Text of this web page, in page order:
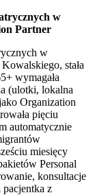
w
Partner
w
stała
wymagała
(ulotki, lokalna
Organization
pięciu
automatycznie
miesięcy
Personal
konsultacje
pacjentka z